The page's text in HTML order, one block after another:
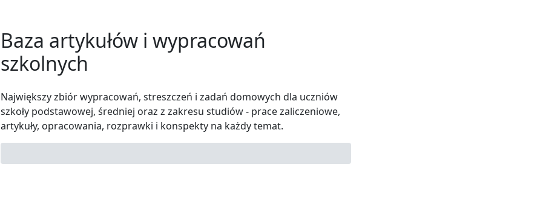
Baza artykułów i wypracowań
szkolnych
Największy zbiór wypracowań, streszczeń i zadań domowych dla uczniów
szkoły podstawowej, średniej oraz z zakresu studiów - prace zaliczeniowe,
artykuły, opracowania, rozprawki i konspekty na każdy temat.